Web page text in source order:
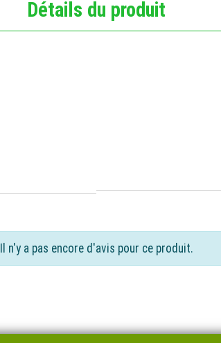
Détails du produit
Il n'y a pas encore d'avis pour ce produit.